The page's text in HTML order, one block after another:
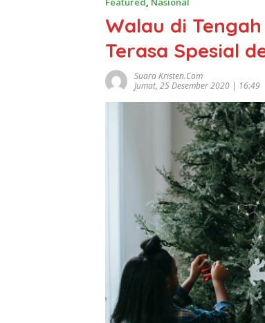
Walau di
Terasa Spesial
Suara Kristen.com
Jumat, 25 Desember 2020 | 16:49